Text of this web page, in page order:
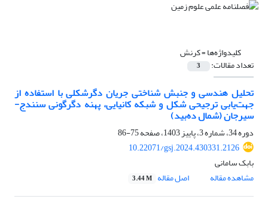
کلیدواژه‌ها =کرنش
تعداد مقالات: 3
تحلیل هندسی و جنبش شناختی جریان دگرشکلی با استفاده از
جهت‌یابی ترجیحی شکل و شبکه کانیایی، پهنه دگرگونی سنندج-
سیرجان (شمال ده‌بید)
دوره 34، شماره 3، پاییز 1403، صفحه
75-86
10.22071/gsj.2024.430331.2126
بابک سامانی
مشاهده مقاله
اصل مقاله 3.44 M